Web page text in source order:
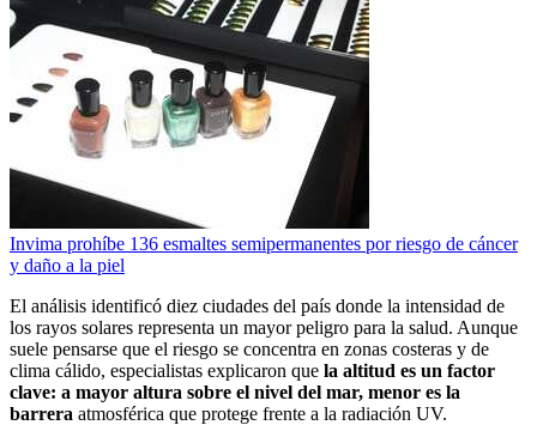
Invima prohíbe 136 esmaltes semipermanentes por riesgo de cáncer
y daño a la piel
El análisis identificó diez ciudades del país donde la intensidad de
los rayos solares representa un mayor peligro para la salud. Aunque
suele pensarse que el riesgo se concentra en zonas costeras y de
clima cálido, especialistas explicaron que la altitud es un factor
clave: a mayor altura sobre el nivel del mar, menor es la
barrera atmosférica que protege frente a la radiación UV.